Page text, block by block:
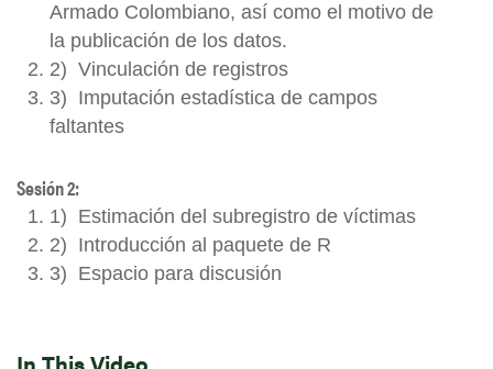
Armado Colombiano, así como el motivo de
la publicación de los datos.
2) Vinculación de registros
3) Imputación estadística de campos
faltantes
Sesión 2:
1) Estimación del subregistro de víctimas
2) Introducción al paquete de R
3) Espacio para discusión